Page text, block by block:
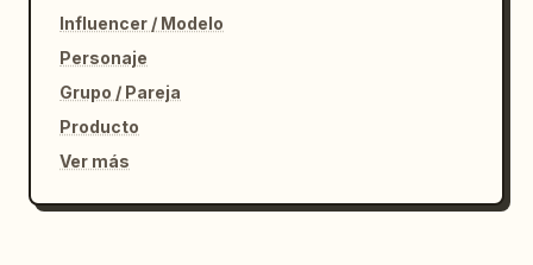
Influencer / Modelo
Personaje
Grupo / Pareja
Producto
Ver más